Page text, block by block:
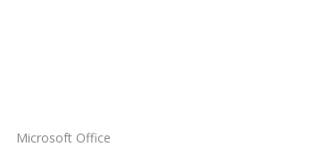
Microsoft Office